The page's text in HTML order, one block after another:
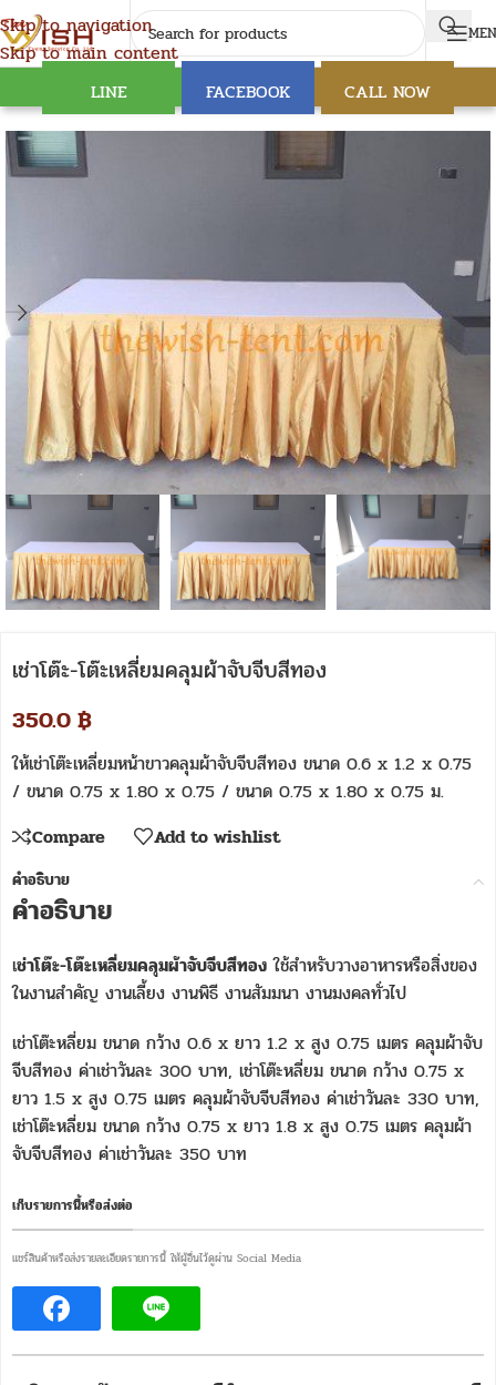
Skip to navigation
Skip to main content
LINE FACEBOOK CALL NOW
เช่าโต๊ะ-โต๊ะเหลี่ยมคลุมผ้าจับจีบสีทอง
350.0฿
ให้เช่าโต๊ะเหลี่ยมหน้าขาวคลุมผ้าจับจีบสีทอง ขนาด 0.6 x 1.2 x 0.75
/ ขนาด 0.75 x 1.80 x 0.75 / ขนาด 0.75 x 1.80 x 0.75 ม.
Compare
Add to wishlist
คำอธิบาย
คำอธิบาย
เช่าโต๊ะ-โต๊ะเหลี่ยมคลุมผ้าจับจีบสีทอง ใช้สำหรับวางอาหารหรือสิ่งของ
ในงานสำคัญ งานเลี้ยง งานพิธี งานสัมมนา งานมงคลทั่วไป
เช่าโต๊ะหลี่ยม ขนาด กว้าง 0.6 x ยาว 1.2 x สูง 0.75 เมตร คลุมผ้าจับ
จีบสีทอง ค่าเช่าวันละ 300 บาท, เช่าโต๊ะหลี่ยม ขนาด กว้าง 0.75 x
ยาว 1.5 x สูง 0.75 เมตร คลุมผ้าจับจีบสีทอง ค่าเช่าวันละ 330 บาท,
เช่าโต๊ะหลี่ยม ขนาด กว้าง 0.75 x ยาว 1.8 x สูง 0.75 เมตร คลุมผ้า
จับจีบสีทอง ค่าเช่าวันละ 350 บาท
เก็บรายการนี้หรือส่งต่อ
แชร์สินค้าหรือส่งรายละเอียดรายการนี้ ให้ผู้อื่นไว้ดูผ่าน Social Media